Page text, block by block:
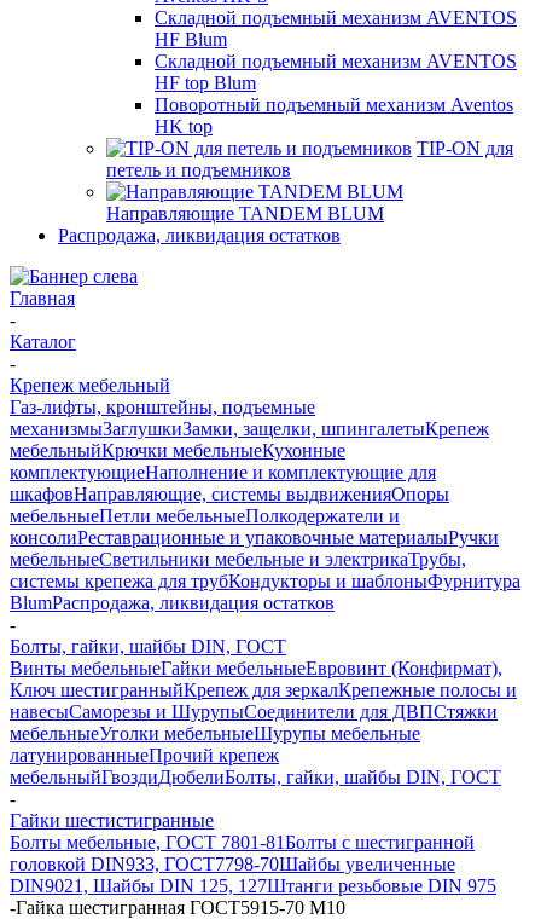
Складной подъемный механизм AVENTOS
HF Blum
Складной подъемный механизм AVENTOS
HF top Blum
Поворотный подъемный механизм Aventos
HK top
TIP-ON для
петель и подъемников
Направляющие TANDEM BLUM
Распродажа, ликвидация остатков
Главная
-
Каталог
-
Крепеж мебельный
Газ-лифты, кронштейны, подъемные
механизмыЗаглушкиЗамки, защелки, шпингалетыКрепеж
мебельныйКрючки мебельныеКухонные
комплектующиеНаполнение и комплектующие для
шкафовНаправляющие, системы выдвиженияОпоры
мебельныеПетли мебельныеПолкодержатели и
консолиРеставрационные и упаковочные материалыРучки
мебельныеСветильники мебельные и электрикаТрубы,
системы крепежа для трубКондукторы и шаблоныФурнитура
BlumРаспродажа, ликвидация остатков
-
Болты, гайки, шайбы DIN, ГОСТ
Винты мебельныеГайки мебельныеЕвровинт (Конфирмат),
Ключ шестигранныйКрепеж для зеркалКрепежные полосы и
навесыСаморезы и ШурупыСоединители для ДВПСтяжки
мебельныеУголки мебельныеШурупы мебельные
латунированныеПрочий крепеж
мебельныйГвоздиДюбелиБолты, гайки, шайбы DIN, ГОСТ
-
Гайки шестистигранные
Болты мебельные, ГОСТ 7801-81Болты с шестигранной
головкой DIN933, ГОСТ7798-70Шайбы увеличенные
DIN9021, Шайбы DIN 125, 127Штанги резьбовые DIN 975
-Гайка шестигранная ГОСТ5915-70 М10